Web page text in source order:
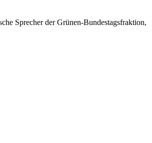
Sprecher der Grünen-Bundestagsfraktion,